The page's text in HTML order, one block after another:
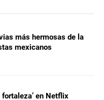
más hermosas de la
mexicanos
fortaleza’ en Netflix